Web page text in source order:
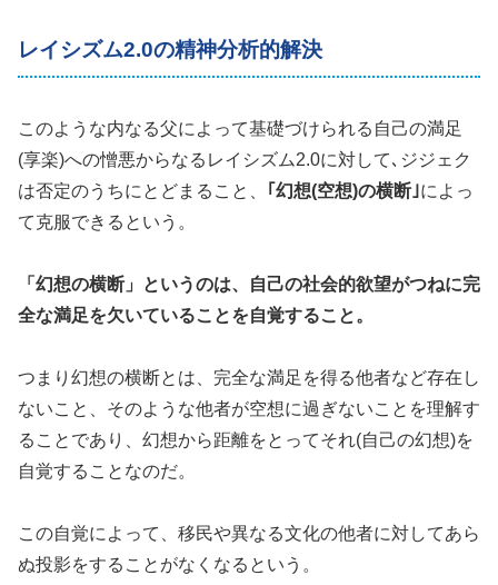
レイシズム2.0の精神分析的解決
このような内なる父によって基礎づけられる自己の満足
(享楽)への憎悪からなるレイシズム2.0に対して､ジジェク
は否定のうちにとどまること、
｢幻想(空想)の横断｣によっ
て克服できるという。
「幻想の横断」というのは、自己の社会的欲望がつねに完
全な満足を欠いていることを自覚すること。
つまり幻想の横断とは、完全な満足を得る他者など存在し
ないこと、そのような他者が空想に過ぎないことを理解す
ることであり、幻想から距離をとってそれ(自己の幻想)を
自覚することなのだ。
この自覚によって、移民や異なる文化の他者に対してあら
ぬ投影をすることがなくなるという。